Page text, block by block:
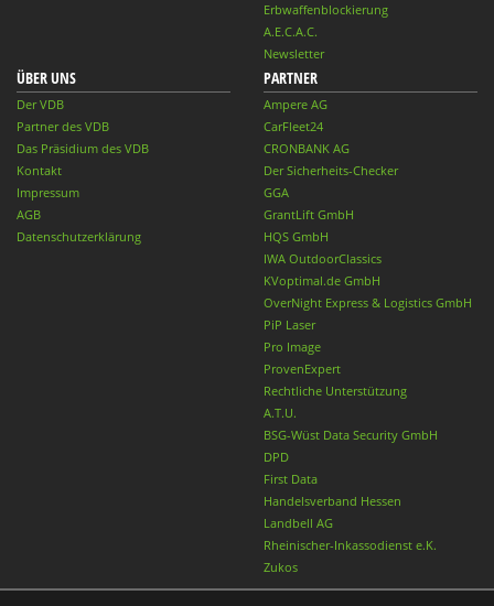
Erbwaffenblockierung
A.E.C.A.C.
Newsletter
ÜBER UNS
Der VDB
Partner des VDB
Das Präsidium des VDB
Kontakt
Impressum
AGB
Datenschutzerklärung
PARTNER
Ampere AG
CarFleet24
CRONBANK AG
Der Sicherheits-Checker
GGA
GrantLift GmbH
HQS GmbH
IWA OutdoorClassics
KVoptimal.de GmbH
OverNight Express & Logistics GmbH
PiP Laser
Pro Image
ProvenExpert
Rechtliche Unterstützung
A.T.U.
BSG-Wüst Data Security GmbH
DPD
First Data
Handelsverband Hessen
Landbell AG
Rheinischer-Inkassodienst e.K.
Zukos